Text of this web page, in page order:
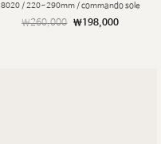
8020 / 220~290mm / commando sole
￦260,000 ￦198,000